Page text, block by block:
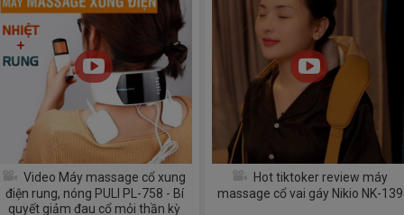
Video Máy massage cổ xung
điện rung, nóng PULI PL-758 - Bí
quyết giảm đau cổ mỏi thần kỳ
Hot tiktoker review máy
massage cổ vai gáy Nikio NK-139